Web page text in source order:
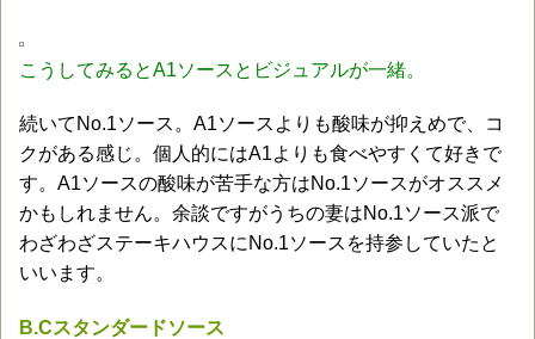
こうしてみるとA1ソースとビジュアルが一緒。
続いてNo.1ソース。A1ソースよりも酸味が抑えめで、コ
クがある感じ。個人的にはA1よりも食べやすくて好きで
す。A1ソースの酸味が苦手な方はNo.1ソースがオススメ
かもしれません。余談ですがうちの妻はNo.1ソース派で
わざわざステーキハウスにNo.1ソースを持参していたと
いいます。
B.Cスタンダードソース